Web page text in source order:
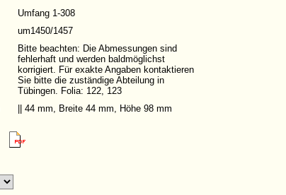
Umfang 1-308
um1450/1457
Bitte beachten: Die Abmessungen sind
fehlerhaft und werden baldmöglichst
korrigiert. Für exakte Angaben kontaktieren
Sie bitte die zuständige Abteilung in
Tübingen. Folia: 122, 123
|| 44 mm, Breite 44 mm, Höhe 98 mm